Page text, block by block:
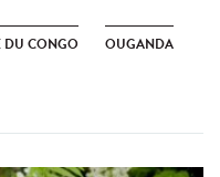
DU CONGO OUGANDA